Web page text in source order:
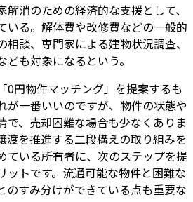
消のための経済的な支援として、
いる。解体費や改修費などの一般的
談、専門家による建物状況調査、
も対象になるという。
0円物件マッチング」を提案するも
が一番いいのですが、物件の状態や
で、売却困難な場合も少なくありま
渡を推進する二段構えの取り組みを
ている所有者に、次のステップを提
ットです。流通可能な物件と困難な
のすみ分けができている点も重要な